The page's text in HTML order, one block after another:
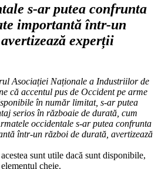
s-ar putea confrunta
importantă într-un
experții
Asociației Naționale a Industriilor de
că accentul pus de Occident pe arme
în număr limitat, s-ar putea
serios în războaie de durată, cum
occidentale s-ar putea confrunta
într-un război de durată, avertizează
sunt utile dacă sunt disponibile,
cheie.